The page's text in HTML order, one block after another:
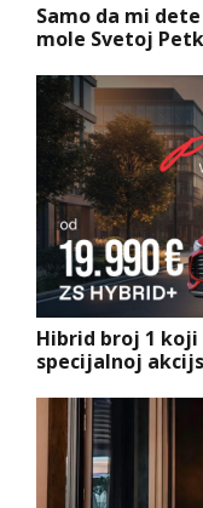
Samo da mi
mole Svetoj
Hibrid broj 1 koji
specijalnoj